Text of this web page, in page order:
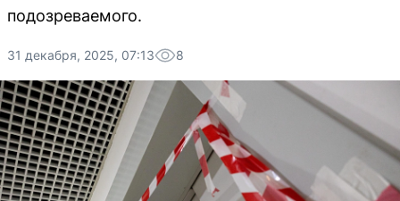
подозреваемого.
31 декабря, 2025, 07:13 8